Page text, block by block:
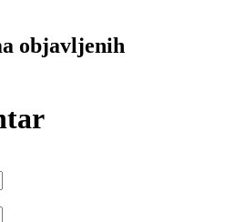
objavljenih